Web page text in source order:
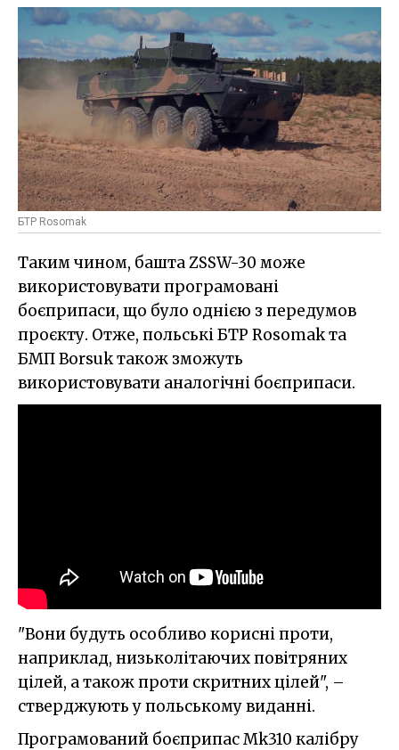
БТР Rosomak
Таким чином, башта ZSSW-30 може
використовувати програмовані
боєприпаси, що було однією з передумов
проєкту. Отже, польські БТР Rosomak та
БМП Borsuk також зможуть
використовувати аналогічні боєприпаси.
"Вони будуть особливо корисні проти,
наприклад, низьколітаючих повітряних
цілей, а також проти скритних цілей", –
стверджують у польському виданні.
Програмований боєприпас Mk310 калібру